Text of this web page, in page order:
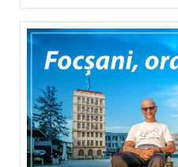
_IMG_5825.jpg